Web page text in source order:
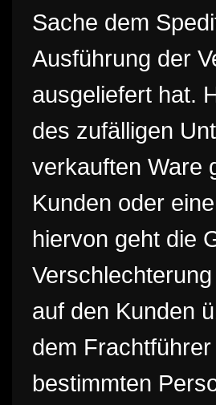
Sache dem
Ausführung der
ausgeliefert hat.
des zufälligen
verkauften Ware
Kunden oder
hiervon geht die
auf den Kunden
dem
bestimmten